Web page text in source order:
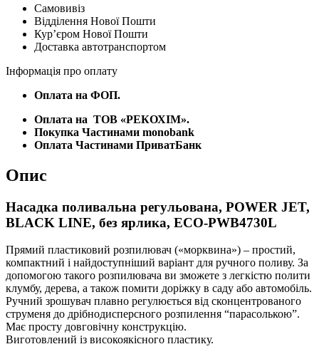
Самовивіз
Відділення Нової Пошти
Курʼєром Нової Пошти
Доставка автотранспортом
Інформація про оплату
Оплата на ФОП.
Оплата на ТОВ «РЕКОХІМ».
Покупка Частинами monobank
Оплата Частинами ПриватБанк
Опис
Насадка поливальна регульована, POWER JET,
BLACK LINE, без ярлика, ECO-PWB4730L
Прямий пластиковий розпилювач («морквина») – простий,
компактний і найдоступніший варіант для ручного поливу. За
допомогою такого розпилювача ви зможете з легкістю полити
клумбу, дерева, а також помити доріжку в саду або автомобіль.
Ручний зрошувач плавно регулюється від сконцентрованого
струменя до дрібнодисперсного розпилення “парасолькою”.
Має просту довговічну конструкцію.
Виготовлений із високоякісного пластику.